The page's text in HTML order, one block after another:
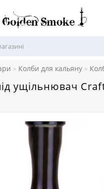
Колби для кальяну
ущільнювач